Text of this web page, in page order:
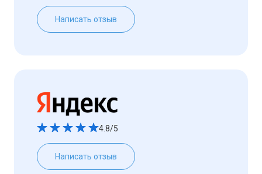
Написать отзыв
4.8/5
Написать отзыв